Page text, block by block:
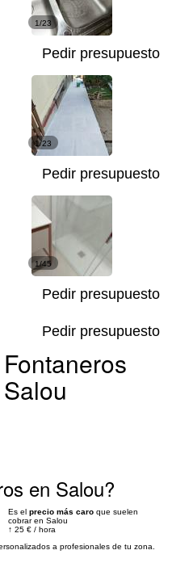
1/23
Pedir presupuesto
1/23
Pedir presupuesto
1/45
Pedir presupuesto
Pedir presupuesto
en Salou?
Es el precio más caro que suelen
cobrar en Salou
↑ 25 € / hora
a profesionales de tu zona.
Fontaneros
Salou